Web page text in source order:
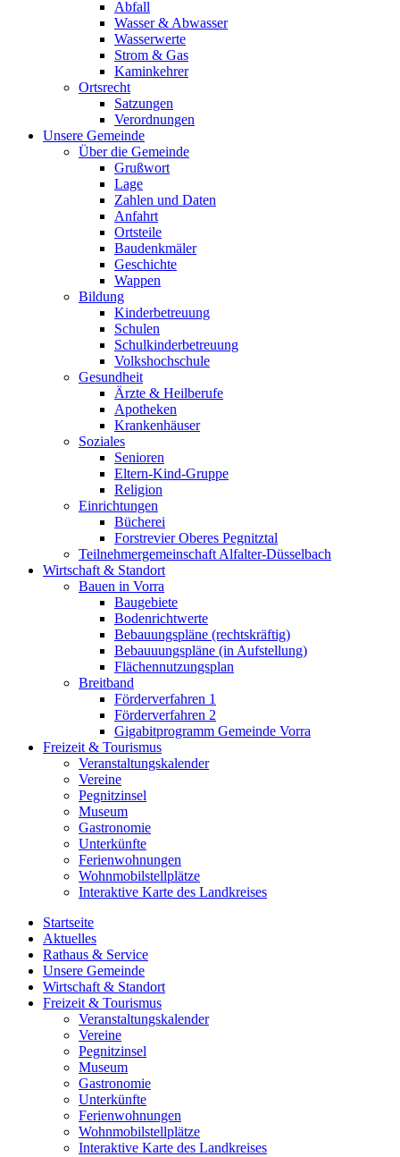
Abfall
Wasser & Abwasser
Wasserwerte
Strom & Gas
Kaminkehrer
Ortsrecht
Satzungen
Verordnungen
Unsere Gemeinde
Über die Gemeinde
Grußwort
Lage
Zahlen und Daten
Anfahrt
Ortsteile
Baudenkmäler
Geschichte
Wappen
Bildung
Kinderbetreuung
Schulen
Schulkinderbetreuung
Volkshochschule
Gesundheit
Ärzte & Heilberufe
Apotheken
Krankenhäuser
Soziales
Senioren
Eltern-Kind-Gruppe
Religion
Einrichtungen
Bücherei
Forstrevier Oberes Pegnitztal
Teilnehmergemeinschaft Alfalter-Düsselbach
Wirtschaft & Standort
Bauen in Vorra
Baugebiete
Bodenrichtwerte
Bebauungspläne (rechtskräftig)
Bebauuungspläne (in Aufstellung)
Flächennutzungsplan
Breitband
Förderverfahren 1
Förderverfahren 2
Gigabitprogramm Gemeinde Vorra
Freizeit & Tourismus
Veranstaltungskalender
Vereine
Pegnitzinsel
Museum
Gastronomie
Unterkünfte
Ferienwohnungen
Wohnmobilstellplätze
Interaktive Karte des Landkreises
Startseite
Aktuelles
Rathaus & Service
Unsere Gemeinde
Wirtschaft & Standort
Freizeit & Tourismus
Veranstaltungskalender
Vereine
Pegnitzinsel
Museum
Gastronomie
Unterkünfte
Ferienwohnungen
Wohnmobilstellplätze
Interaktive Karte des Landkreises